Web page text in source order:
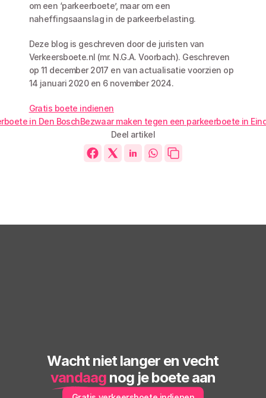
om een ‘parkeerboete’, maar om een
naheffingsaanslag in de parkeerbelasting.
Deze blog is geschreven door de juristen van
Verkeersboete.nl (mr. N.G.A. Voorbach). Geschreven
op 11 december 2017 en van actualisatie voorzien op
14 januari 2020 en 6 november 2024.
Gratis boete indienen
in Den BoschBezwaar maken tegen een parkeerboete in
Deel artikel
Wacht niet langer en vecht
vandaag nog je boete aan